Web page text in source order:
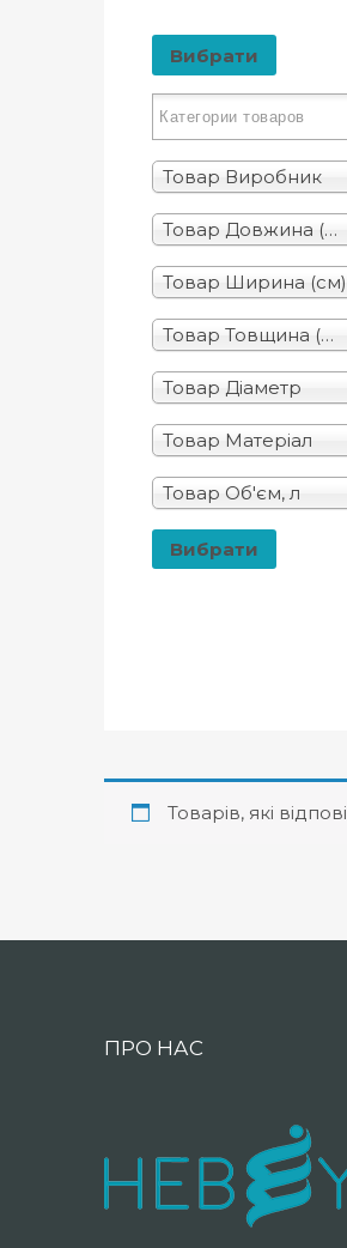
Вибрати
Товар Виробник
Товар Довжина (см)
Товар Ширина (см)
Товар Товщина (мм)
Товар Діаметр
Товар Матеріал
Товар Об'єм, л
Вибрати
Товарів, які
ПРО НАС